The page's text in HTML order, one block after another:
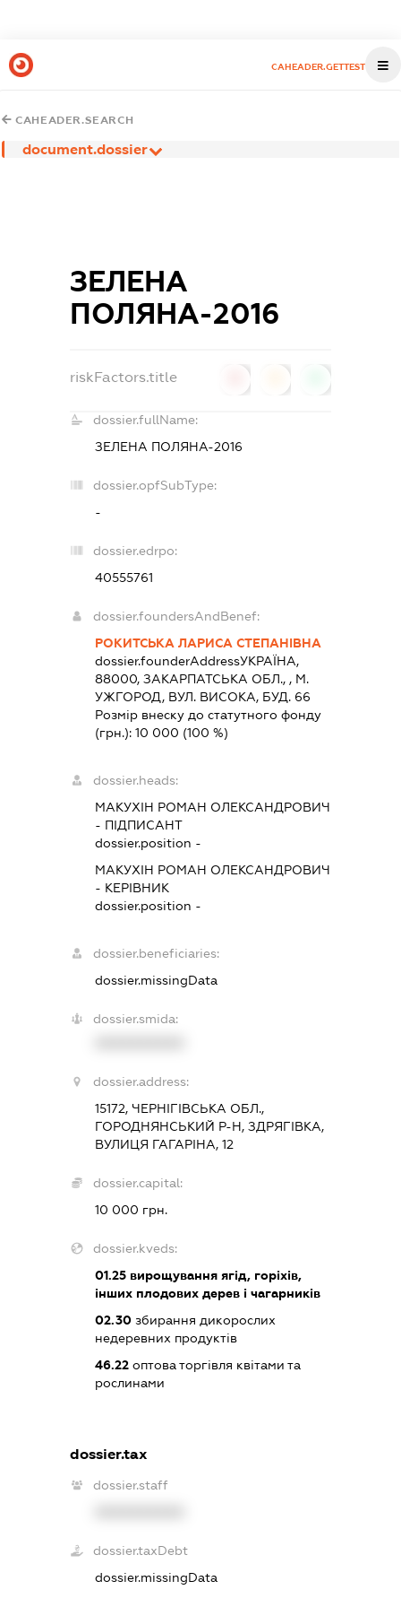
CAHEADER.GETTEST
CAHEADER.SEARCH
document.dossier
ЗЕЛЕНА
ПОЛЯНА-2016
riskFactors.title
dossier.fullName:
ЗЕЛЕНА ПОЛЯНА-2016
dossier.opfSubType:
-
dossier.edrpo:
40555761
dossier.foundersAndBenef:
РОКИТСЬКА ЛАРИСА СТЕПАНІВНА
dossier.founderAddressУКРАЇНА,
88000, ЗАКАРПАТСЬКА ОБЛ., , М.
УЖГОРОД, ВУЛ. ВИСОКА, БУД. 66
Розмір внеску до статутного фонду
(грн.):10 000 (100 %)
dossier.heads:
МАКУХІН РОМАН ОЛЕКСАНДРОВИЧ
- ПІДПИСАНТ
dossier.position -
МАКУХІН РОМАН ОЛЕКСАНДРОВИЧ
- КЕРІВНИК
dossier.position -
dossier.beneficiaries:
dossier.missingData
dossier.smida:
dossier.address:
15172, ЧЕРНІГІВСЬКА ОБЛ.,
ГОРОДНЯНСЬКИЙ Р-Н, ЗДРЯГІВКА,
ВУЛИЦЯ ГАГАРІНА, 12
dossier.capital:
10 000 грн.
dossier.kveds:
01.25 вирощування ягід, горіхів,
інших плодових дерев і чагарників
02.30 збирання дикорослих
недеревних продуктів
46.22 оптова торгівля квітами та
рослинами
dossier.tax
dossier.staff
dossier.taxDebt
dossier.missingData